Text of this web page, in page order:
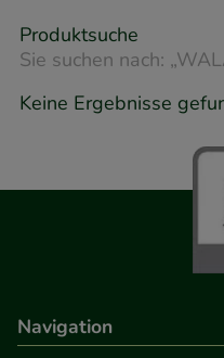
Produktsuche
Sie suchen nach: „
Keine Ergebnisse
Navigation